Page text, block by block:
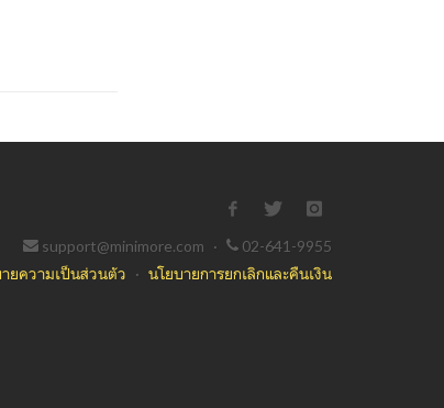
support@minimore.com ·
02-641-9955
ยความเป็นส่วนตัว · นโยบายการยกเลิกและคืนเงิน